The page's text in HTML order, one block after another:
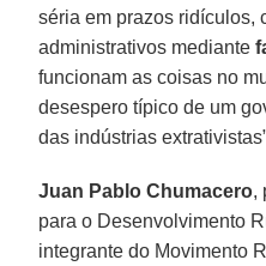
séria em prazos ridículos,
administrativos mediante
funcionam as coisas no
desespero típico de um
das indústrias
Juan Pablo Chumacero,
para o Desenvolvimento
integrante do Movimento